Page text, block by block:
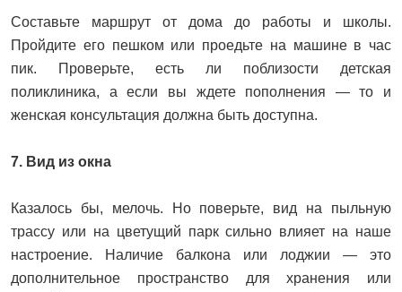
Составьте маршрут от дома до работы и школы.
Пройдите его пешком или проедьте на машине в час
пик. Проверьте, есть ли поблизости детская
поликлиника, а если вы ждете пополнения — то и
женская консультация должна быть доступна.
7. Вид из окна
Казалось бы, мелочь. Но поверьте, вид на пыльную
трассу или на цветущий парк сильно влияет на наше
настроение. Наличие балкона или лоджии — это
дополнительное пространство для хранения или